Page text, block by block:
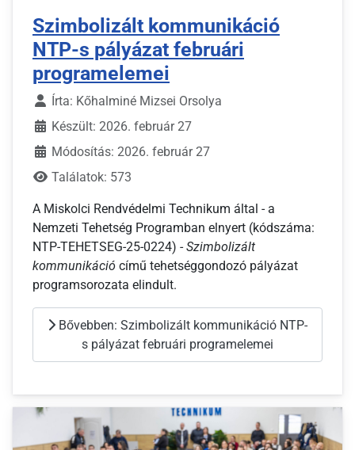
Szimbolizált kommunikáció
NTP-s pályázat februári
programelemei
Írta: Kőhalminé Mizsei Orsolya
Készült: 2026. február 27
Módosítás: 2026. február 27
Találatok: 573
A Miskolci Rendvédelmi Technikum által - a
Nemzeti Tehetség Programban elnyert (kódszáma:
NTP-TEHETSEG-25-0224) -Szimbolizált
kommunikáció című tehetséggondozó pályázat
programsorozata elindult.
Bővebben: Szimbolizált kommunikáció NTP-
s pályázat februári programelemei